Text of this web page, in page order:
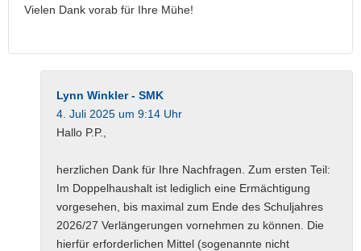
Vielen Dank vorab für Ihre Mühe!
Lynn Winkler - SMK
4. Juli 2025 um 9:14 Uhr
Hallo P.P.,
herzlichen Dank für Ihre Nachfragen. Zum ersten Teil:
Im Doppelhaushalt ist lediglich eine Ermächtigung
vorgesehen, bis maximal zum Ende des Schuljahres
2026/27 Verlängerungen vornehmen zu können. Die
hierfür erforderlichen Mittel (sogenannte nicht